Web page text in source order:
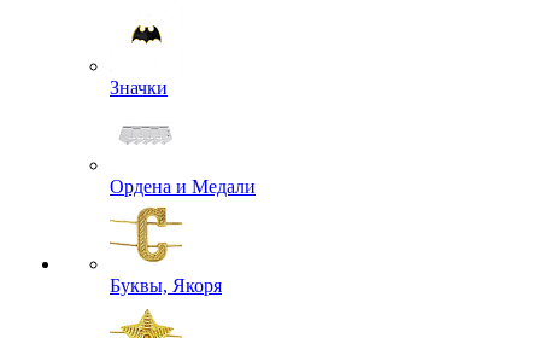
Значки
Ордена и Медали
Буквы, Якоря